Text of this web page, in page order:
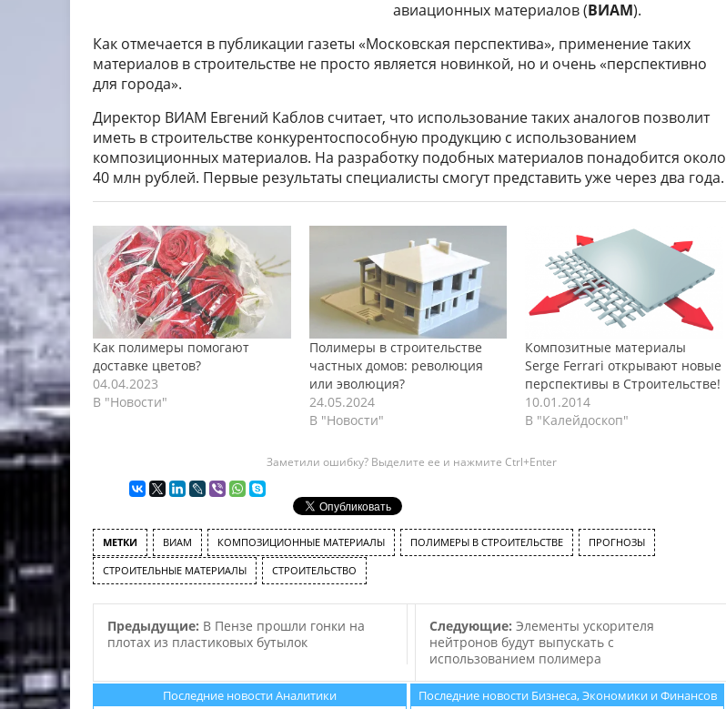
авиационных материалов (ВИАМ).
Как отмечается в публикации газеты «Московская перспектива», применение таких
материалов в строительстве не просто является новинкой, но и очень «перспективно
для города».
Директор ВИАМ Евгений Каблов считает, что использование таких аналогов позволит
иметь в строительстве конкурентоспособную продукцию с использованием
композиционных материалов. На разработку подобных материалов понадобится около
40 млн рублей. Первые результаты специалисты смогут представить уже через два года.
Как полимеры помогают
доставке цветов?
04.04.2023
В "Новости"
Полимеры в строительстве
частных домов: революция
или эволюция?
24.05.2024
В "Новости"
Композитные материалы
Serge Ferrari открывают новые
перспективы в Строительстве!
10.01.2014
В "Калейдоскоп"
Заметили ошибку? Выделите ее и нажмите Ctrl+Enter
МЕТКИ ВИАМ КОМПОЗИЦИОННЫЕ МАТЕРИАЛЫ ПОЛИМЕРЫ В СТРОИТЕЛЬСТВЕ ПРОГНОЗЫ
СТРОИТЕЛЬНЫЕ МАТЕРИАЛЫ СТРОИТЕЛЬСТВО
Предыдущие: В Пензе прошли гонки на
плотах из пластиковых бутылок
Следующие: Элементы ускорителя
нейтронов будут выпускать с
использованием полимера
Последние новости Аналитики
Последние новости Бизнеса, Экономики и Финансов